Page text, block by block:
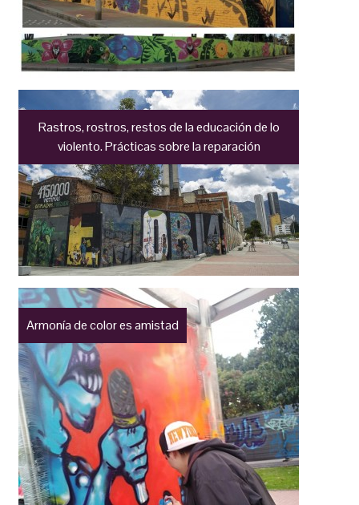
Rastros, rostros, restos de la educación de lo
violento. Prácticas sobre la reparación
Armonía de color es amistad